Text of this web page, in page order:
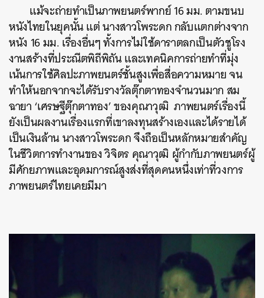
แม้จะถ่ายทำเป็นภาพยนตร์พากย์ 16 มม. ตามขนบ
หนังไทยในยุคนั้น แต่ นางสาวโพระดก กลับแตกต่างจาก
หนัง 16 มม. เรื่องอื่นๆ ทั้งการไม่ใช้ดาราตลกเป็นตัวชูโรง
งานสร้างที่ประณีตพิถีพิถัน และเทคนิคการถ่ายทำที่มุ่ง
เน้นการใช้ศิลปะภาพยนตร์ชั้นสูงเพื่อสื่อความหมาย จน
ทำให้นอกจากจะได้รับรางวัลตุ๊กตาทองจำนวนมาก สม
ฉายา ‘เศรษฐีตุ๊กตาทอง’ ของคุณาวุฒิ ภาพยนตร์เรื่องนี้
ยังเป็นผลงานเรื่องแรกที่เขาลงทุนสร้างเองและได้รายได้
เป็นเงินล้าน นางสาวโพระดก จึงถือเป็นหลักหมายสำคัญ
ในชีวิตการทำงานของ วิจิตร คุณาวุฒิ ผู้กำกับภาพยนตร์ผู้
มีศักยภาพและอุดมการณ์สูงส่งที่สุดคนหนึ่งเท่าที่วงการ
ภาพยนตร์ไทยเคยมีมา